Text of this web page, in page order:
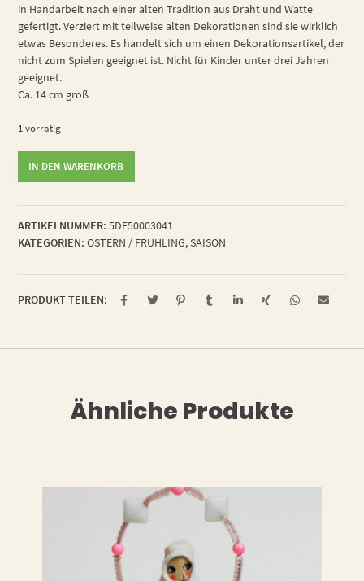
in Handarbeit nach einer alten Tradition aus Draht und Watte
gefertigt. Verziert mit teilweise alten Dekorationen sind sie wirklich
etwas Besonderes. Es handelt sich um einen Dekorationsartikel, der
nicht zum Spielen geeignet ist. Nicht für Kinder unter drei Jahren
geeignet.
Ca. 14 cm groß
1 vorrätig
IN DEN WARENKORB
ARTIKELNUMMER: 5DE50003041
KATEGORIEN: OSTERN / FRÜHLING,SAISON
PRODUKT TEILEN:
Ähnliche Produkte